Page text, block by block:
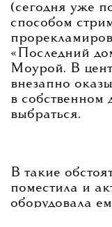
(сегодня уже
способом
«Последний
Моурой. В
внезапно
в собственном
выбраться.
В такие
поместила и
оборудовала